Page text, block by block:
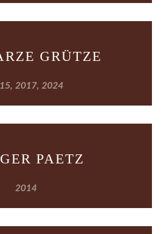
GRÜTZE
2017, 2024
PAETZ
2014